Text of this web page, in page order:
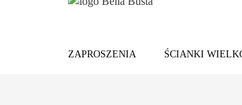
ZAPROSZENIA ŚCIANKI